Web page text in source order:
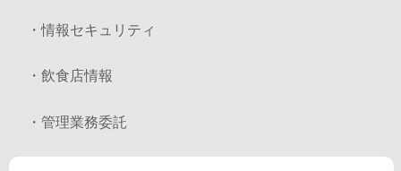
・情報セキュリティ
・飲食店情報
・管理業務委託